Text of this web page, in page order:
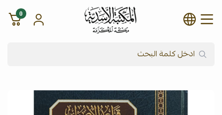
شركة المكتبة الأسدية للنشر
0